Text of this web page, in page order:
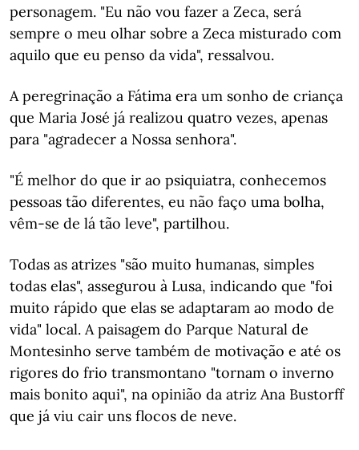
personagem. "Eu não vou fazer a Zeca, será
sempre o meu olhar sobre a Zeca misturado com
aquilo que eu penso da vida", ressalvou.
A peregrinação a Fátima era um sonho de criança
que Maria José já realizou quatro vezes, apenas
para "agradecer a Nossa senhora".
"É melhor do que ir ao psiquiatra, conhecemos
pessoas tão diferentes, eu não faço uma bolha,
vêm-se de lá tão leve", partilhou.
Todas as atrizes "são muito humanas, simples
todas elas", assegurou à Lusa, indicando que "foi
muito rápido que elas se adaptaram ao modo de
vida" local. A paisagem do Parque Natural de
Montesinho serve também de motivação e até os
rigores do frio transmontano "tornam o inverno
mais bonito aqui", na opinião da atriz Ana Bustorff
que já viu cair uns flocos de neve.